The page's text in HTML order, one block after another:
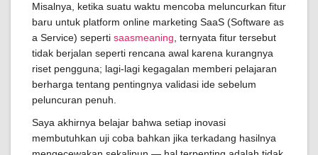
Misalnya, ketika suatu waktu mencoba meluncurkan fitur
baru untuk platform online marketing SaaS (Software as
a Service) seperti saasmeaning , ternyata fitur tersebut
tidak berjalan seperti rencana awal karena kurangnya
riset pengguna; lagi-lagi kegagalan memberi pelajaran
berharga tentang pentingnya validasi ide sebelum
peluncuran penuh.
Saya akhirnya belajar bahwa setiap inovasi
membutuhkan uji coba bahkan jika terkadang hasilnya